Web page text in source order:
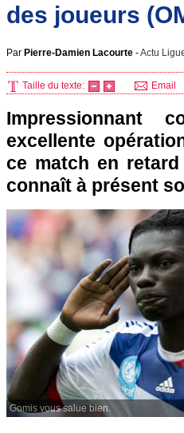
des joueurs
Par Pierre-Damien Lacourte -Actu
Taille du texte: Email
Impressionnant
excellente
ce match en
connaît à présent
Gomis vous salue bien.